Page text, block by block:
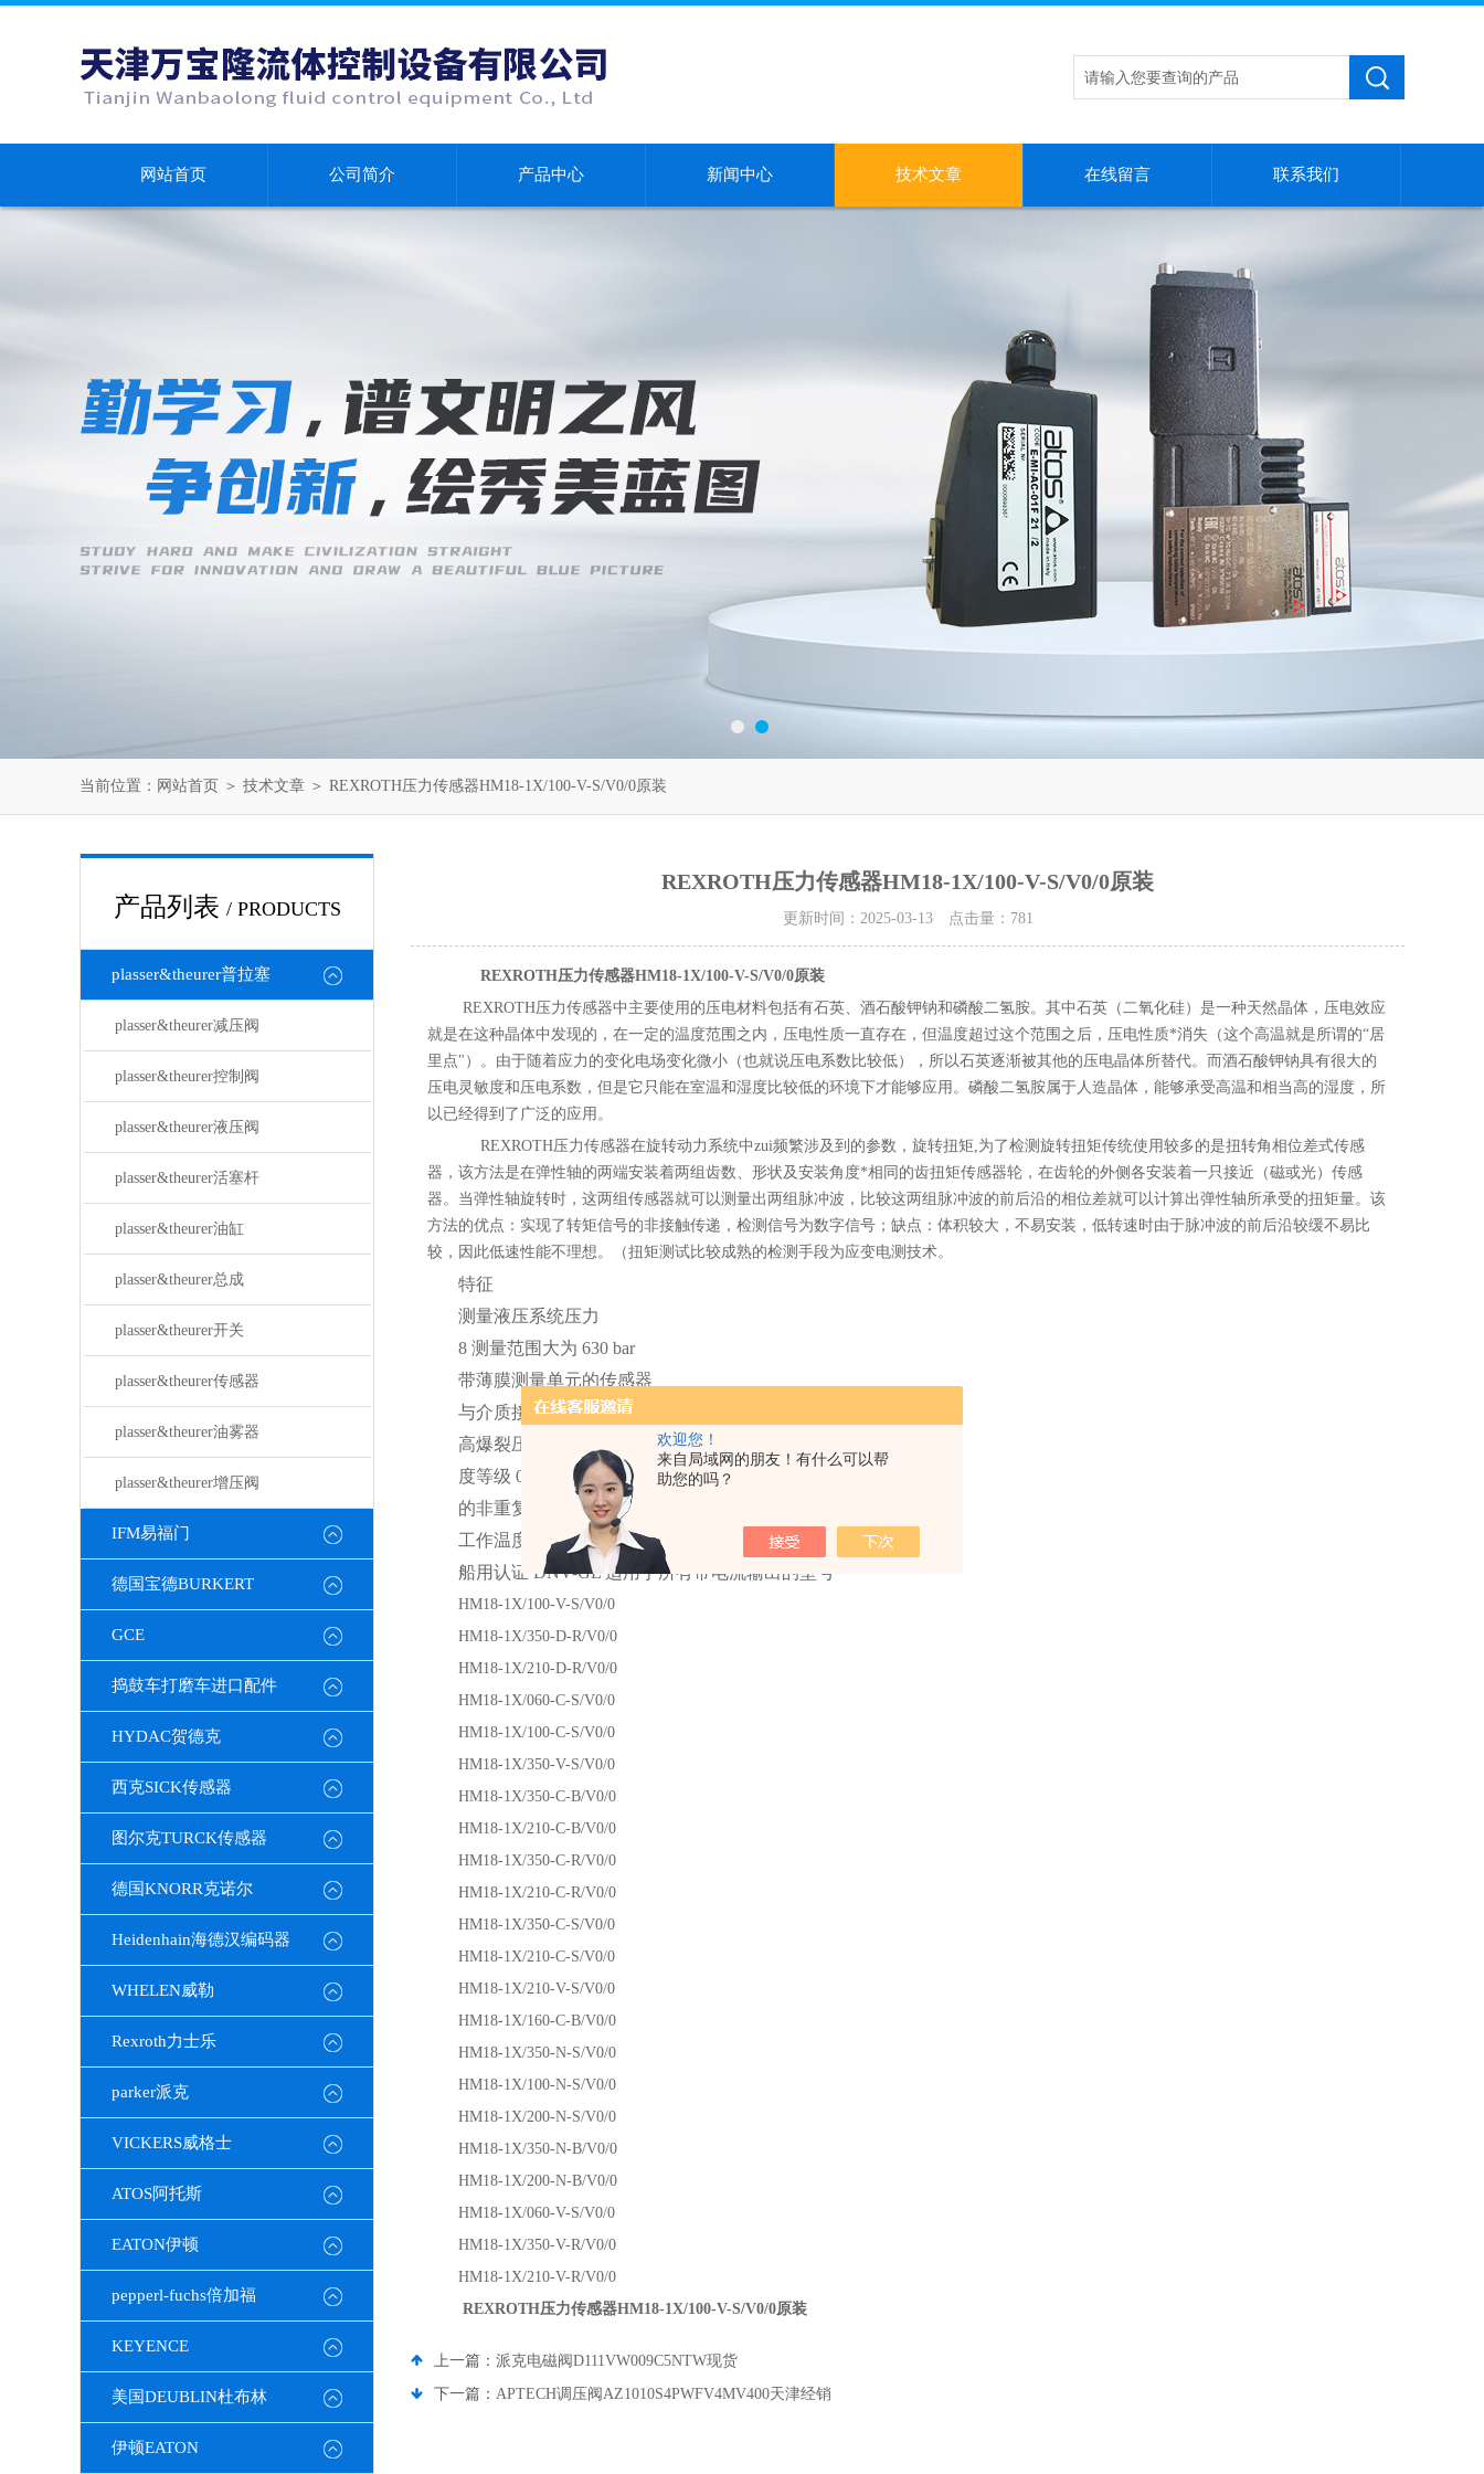
欢迎您！
来自局域网的朋友！有什么可以帮
助您的吗？
网站首页 公司简介 产品中心 新闻中心 技术文章 在线留言 联系我们
当前位置： 网站首页 ＞ 技术文章 ＞ REXROTH压力传感器HM18-1X/100-V-S/V0/0原装
产品列表 / PRODUCTS
plasser&theurer普拉塞
plasser&theurer减压阀
plasser&theurer控制阀
plasser&theurer液压阀
plasser&theurer活塞杆
plasser&theurer油缸
plasser&theurer总成
plasser&theurer开关
plasser&theurer传感器
plasser&theurer油雾器
plasser&theurer增压阀
IFM易福门
德国宝德BURKERT
GCE
捣鼓车打磨车进口配件
HYDAC贺德克
西克SICK传感器
图尔克TURCK传感器
德国KNORR克诺尔
Heidenhain海德汉编码器
WHELEN威勒
Rexroth力士乐
parker派克
VICKERS威格士
ATOS阿托斯
EATON伊顿
pepperl-fuchs倍加福
KEYENCE
美国DEUBLIN杜布林
伊顿EATON
REXROTH压力传感器HM18-1X/100-V-S/V0/0原装
更新时间：2025-03-13 点击量： 781
REXROTH压力传感器HM18-1X/100-V-S/V0/0原装
REXROTH压力传感器中主要使用的压电材料包括有石英、酒石酸钾钠和磷酸二氢胺。其中石英（二氧化硅）是一种天然晶体，压电效应
就是在这种晶体中发现的，在一定的温度范围之内，压电性质一直存在，但温度超过这个范围之后，压电性质*消失（这个高温就是所谓的“居
里点"）。由于随着应力的变化电场变化微小（也就说压电系数比较低），所以石英逐渐被其他的压电晶体所替代。而酒石酸钾钠具有很大的
压电灵敏度和压电系数，但是它只能在室温和湿度比较低的环境下才能够应用。磷酸二氢胺属于人造晶体，能够承受高温和相当高的湿度，所
以已经得到了广泛的应用。
REXROTH压力传感器在旋转动力系统中zui频繁涉及到的参数，旋转扭矩,为了检测旋转扭矩传统使用较多的是扭转角相位差式传感
器，该方法是在弹性轴的两端安装着两组齿数、形状及安装角度*相同的齿扭矩传感器轮，在齿轮的外侧各安装着一只接近（磁或光）传感
器。当弹性轴旋转时，这两组传感器就可以测量出两组脉冲波，比较这两组脉冲波的前后沿的相位差就可以计算出弹性轴所承受的扭矩量。该
方法的优点：实现了转矩信号的非接触传递，检测信号为数字信号；缺点：体积较大，不易安装，低转速时由于脉冲波的前后沿较缓不易比
较，因此低速性能不理想。（扭矩测试比较成熟的检测手段为应变电测技术。
特征
测量液压系统压力
8 测量范围大为 630 bar
带薄膜测量单元的传感器
与介质接触的组件由不锈钢制成
高爆裂压力，反向极性、过电压和短路保护，确保操作安全
度等级 0.5
的非重复性 < 0.05 %
工作温度范围广 –40 ... +85 °C
船用认证 DNV-GL 适用于所有带电流输出的型号
HM18-1X/100-V-S/V0/0
HM18-1X/350-D-R/V0/0
HM18-1X/210-D-R/V0/0
HM18-1X/060-C-S/V0/0
HM18-1X/100-C-S/V0/0
HM18-1X/350-V-S/V0/0
HM18-1X/350-C-B/V0/0
HM18-1X/210-C-B/V0/0
HM18-1X/350-C-R/V0/0
HM18-1X/210-C-R/V0/0
HM18-1X/350-C-S/V0/0
HM18-1X/210-C-S/V0/0
HM18-1X/210-V-S/V0/0
HM18-1X/160-C-B/V0/0
HM18-1X/350-N-S/V0/0
HM18-1X/100-N-S/V0/0
HM18-1X/200-N-S/V0/0
HM18-1X/350-N-B/V0/0
HM18-1X/200-N-B/V0/0
HM18-1X/060-V-S/V0/0
HM18-1X/350-V-R/V0/0
HM18-1X/210-V-R/V0/0
REXROTH压力传感器HM18-1X/100-V-S/V0/0原装
上一篇： 派克电磁阀D111VW009C5NTW现货
下一篇： APTECH调压阀AZ1010S4PWFV4MV400天津经销